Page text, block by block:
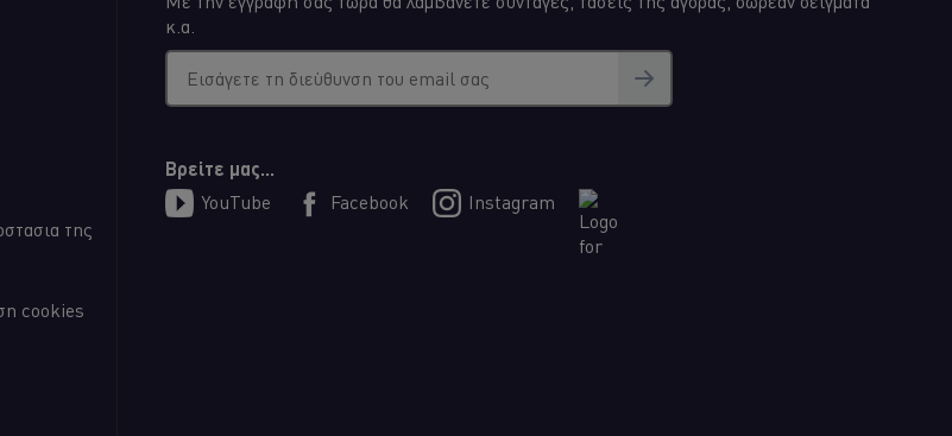
If you
5. Παραλαβή Παραγγελιών
Αυτό το video εξηγεί το πως να διαχειριστείτε τους προμηθευτές σας, πως μπορείτε να
καθορίσετε τα ρίσκα των προϊόντων όταν παραλαμβάνονται και πως να εξασφαλίσετε
ότι ακολουθούν τις συμφωνημένες απαιτήσεις.
της
cookies
κ.α.
Εισάγετε τη διεύθυνση του email σας
Βρείτε μας...
YouTube
Facebook Instagram